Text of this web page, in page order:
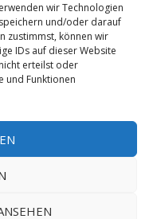
wir Technologien
und/oder darauf
zustimmst, können wir
IDs auf dieser Website
erteilst oder
und Funktionen